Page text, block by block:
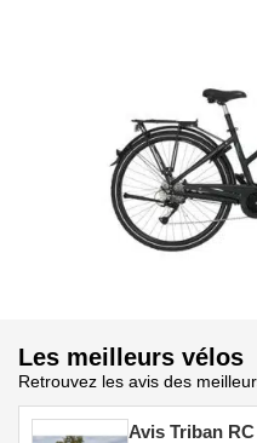
Les meilleurs vélos
Retrouvez les avis des
Avis Triban RC